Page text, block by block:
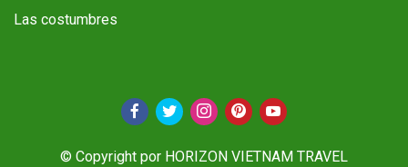
Las costumbres
© Copyright por HORIZON VIETNAM TRAVEL